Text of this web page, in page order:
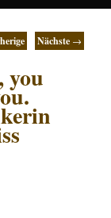
Nächste →
you